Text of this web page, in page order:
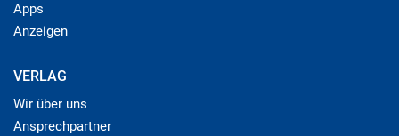
Apps
Anzeigen
VERLAG
Wir über uns
Ansprechpartner